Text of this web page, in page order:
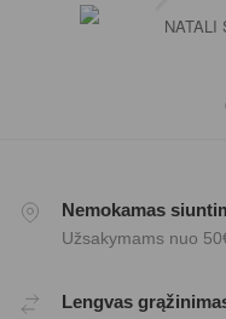
NATALI
Nemokamas
Užsakymams nuo
Lengvas